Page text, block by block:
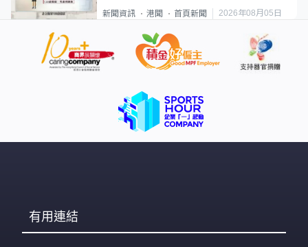
類案最惡劣
新聞資訊 港聞 首頁新聞 2026年08月05日
有用連結